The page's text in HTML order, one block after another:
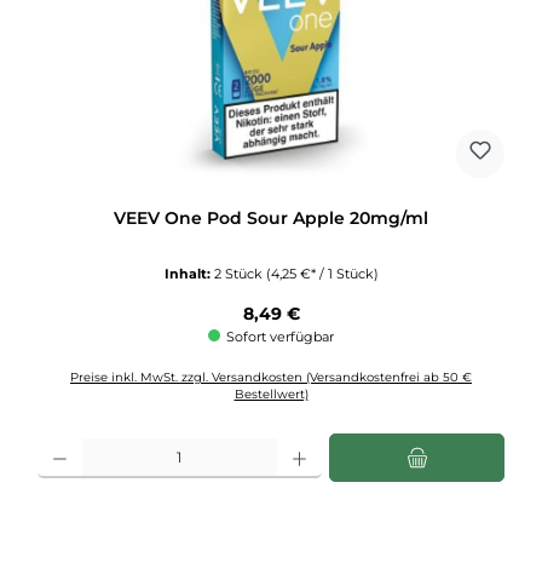
VEEV One Pod Sour Apple 20mg/ml
Inhalt: 2 Stück (4,25 €* / 1 Stück)
Regulärer Preis:
8,49 €
Sofort verfügbar
Preise inkl. MwSt. zzgl. Versandkosten (Versandkostenfrei ab 50 €
Bestellwert)
Produkt Anzahl: Gib den gewünschten Wert ein oder benutze die Schaltflächen